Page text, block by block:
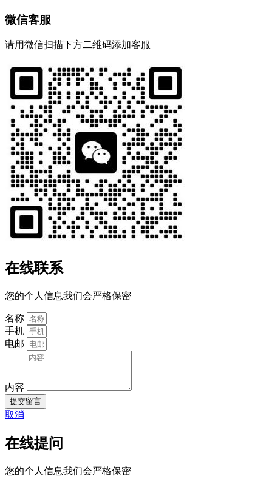
微信客服
请用微信扫描下方二维码添加客服
在线联系
您的个人信息我们会严格保密
名称
手机
电邮
内容
提交留言
取消
在线提问
您的个人信息我们会严格保密